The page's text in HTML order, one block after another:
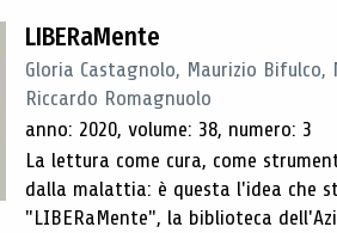
LIBERaMente
Gloria Castagnolo, Maurizio Bifulco,
Riccardo Romagnuolo
anno: 2020, volume: 38, numero: 3
La lettura come cura, come
dalla malattia: è questa l'idea che
"LIBERaMente", la biblioteca